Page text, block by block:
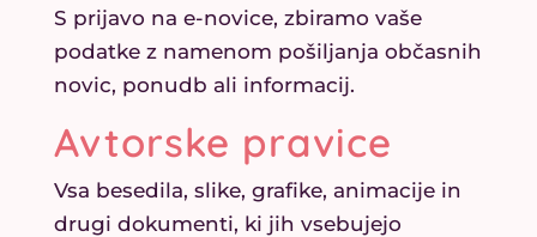
S prijavo na e-novice, zbiramo vaše
podatke z namenom pošiljanja občasnih
novic, ponudb ali informacij.
Avtorske pravice
Vsa besedila, slike, grafike, animacije in
drugi dokumenti, ki jih vsebujejo